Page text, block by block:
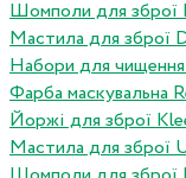
Шомполи для зброї
Мастила для зброї
Набори для
Фарба маскувальна
Йоржі для зброї
Мастила для зброї